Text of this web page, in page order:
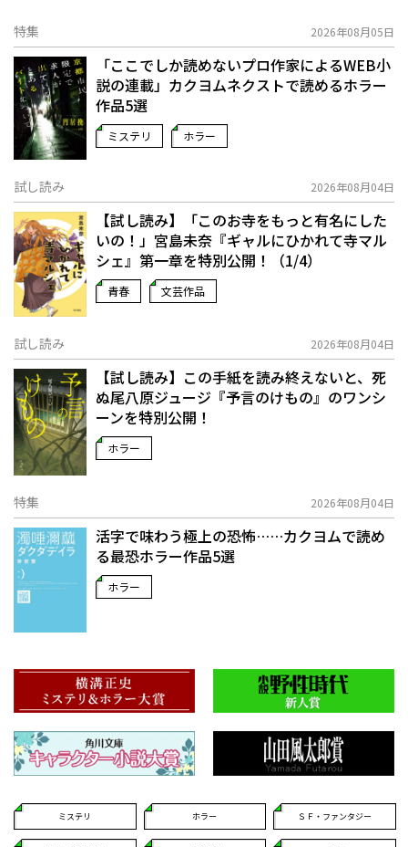
特集 2026年08月05日
「ここでしか読めないプロ作家によるWEB小
説の連載」――カクヨムネクストで読めるホラー
作品5選
ミステリ ホラー
試し読み 2026年08月04日
【試し読み】「このお寺をもっと有名にした
いの！」宮島未奈『ギャルにひかれて寺マル
シェ』第一章を特別公開！（1/4）
青春 文芸作品
試し読み 2026年08月04日
【試し読み】この手紙を読み終えないと、死
ぬ――尾八原ジュージ『予言のけもの』のワンシ
ーンを特別公開！
ホラー
特集 2026年08月04日
活字で味わう極上の恐怖……カクヨムで読め
る最恐ホラー作品5選
ホラー
ミステリ ホラー ＳＦ・ファンタジー